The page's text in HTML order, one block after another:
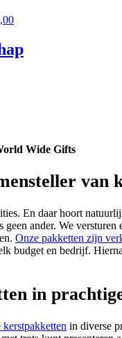
Wide Gifts
van
En daar hoort
ander. We
Onze pakketten zijn
budget en bedrijf.
in
kerstpakketten in diverse